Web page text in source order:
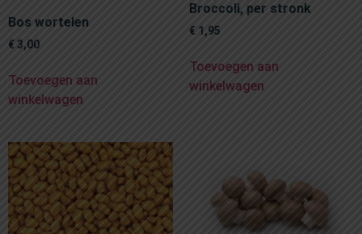
Bos wortelen
€3,00
Toevoegen aan
winkelwagen
Broccoli, per stronk
€ 1,95
Toevoegen aan
winkelwagen